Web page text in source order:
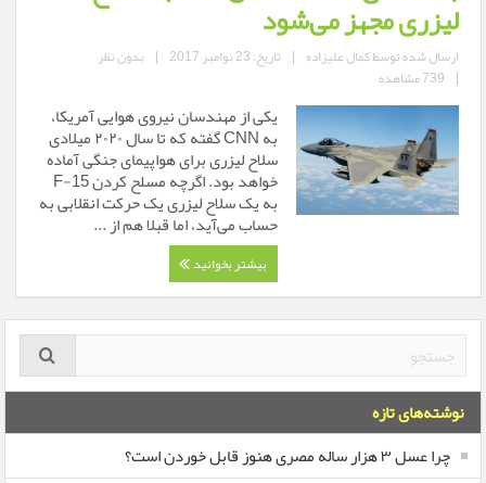
لیزری مجهز می‌شود
ارسال شده توسطکمال علیزاده | تاریخ: 23 نوامبر 2017 | بدون نظر
| 739 مشاهده
یکی از مهندسان نیروی هوایی آمریکا،
به CNN گفته که تا سال ۲۰۲۰ میلادی
سلاح لیزری برای هواپیمای جنگی آماده
خواهد بود. اگرچه مسلح کردن F-15
به یک سلاح لیزری یک حرکت انقلابی به
حساب می‌آید، اما قبلا هم از ...
بیشتر بخوانید
نوشته‌های تازه
چرا عسل ۳ هزار ساله‌ مصری هنوز قابل خوردن است؟